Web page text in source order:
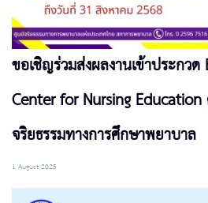
ขอเชิญร่วมส่งผลงานเข้าประกว
Center for Nursing Education
จริยธรรมทางการศึกษาพยาบาล
1 August 2025